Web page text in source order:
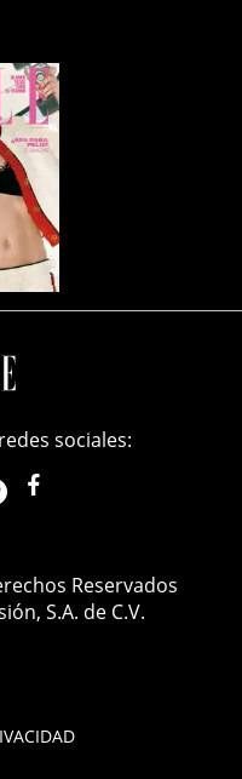
sociales:
ellemexico
Reservados
S.A. de C.V.